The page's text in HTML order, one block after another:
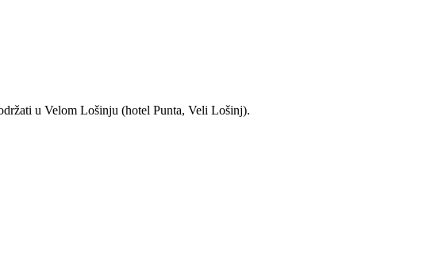
u Velom Lošinju (hotel Punta, Veli Lošinj).